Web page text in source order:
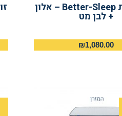
זוג שידות Better-Sleep – אלון
+ לבן מט
₪1,080.00